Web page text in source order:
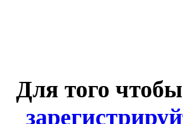
Для того